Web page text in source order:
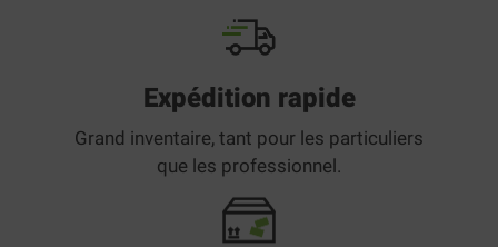
Expédition rapide
Grand inventaire, tant pour les particuliers
que les professionnel.